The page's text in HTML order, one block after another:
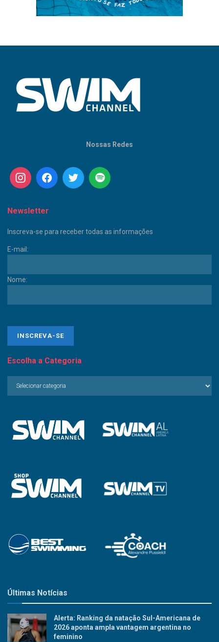
Nossas Redes
Newsletter
Inscreva-se para receber todas as informações
E-mail:
Nome:
Escolha a Categoria
Últimas Notícias
Alerta: Ranking da natação Sul-Americana de
2026 aponta ampla vantagem argentina no
feminino